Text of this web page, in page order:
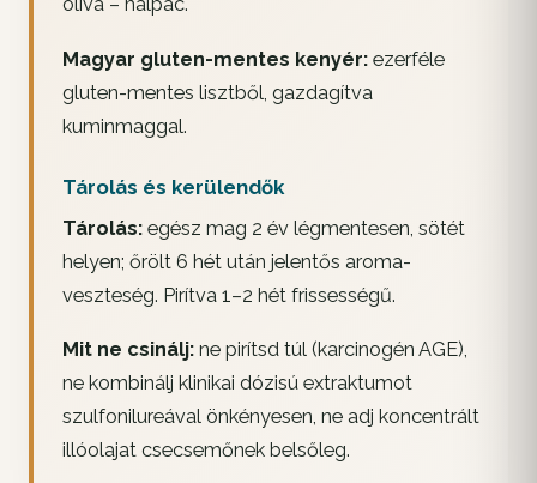
Magyar gluten-mentes kenyér: ezerféle
gluten-mentes lisztből, gazdagítva
kuminmaggal.
Tárolás és kerülendők
Tárolás: egész mag 2 év légmentesen, sötét
helyen; őrölt 6 hét után jelentős aroma-
veszteség. Pirítva 1–2 hét frissességű.
Mit ne csinálj: ne pirítsd túl (karcinogén AGE),
ne kombinálj klinikai dózisú extraktumot
szulfonilureával önkényesen, ne adj koncentrált
illóolajat csecsemőnek belsőleg.